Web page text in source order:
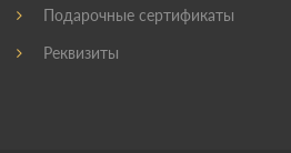
Подарочные сертификаты
Реквизиты